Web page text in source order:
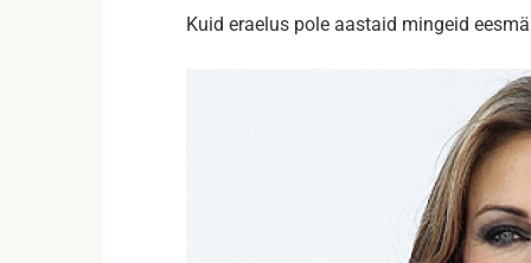
Kuid eraelus pole aastaid mingeid